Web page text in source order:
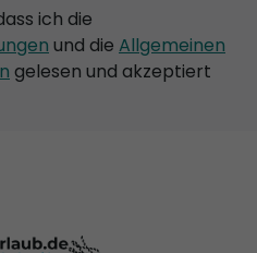
ich die
und die Allgemeinen
gelesen und akzeptiert